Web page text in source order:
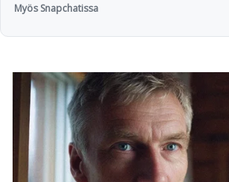
Myös Snapchatissa